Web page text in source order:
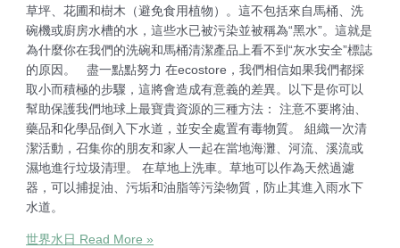
草坪、花圃和樹木（避免食用植物）。這不包括來自馬桶、洗
碗機或廚房水槽的水，這些水已被污染並被稱為“黑水”。這就是
為什麼你在我們的洗碗和馬桶清潔產品上看不到“灰水安全”標誌
的原因。 盡一點點努力 在ecostore，我們相信如果我們都採
取小而積極的步驟，這將會造成有意義的差異。以下是你可以
幫助保護我們地球上最寶貴資源的三種方法： 注意不要將油、
藥品和化學品倒入下水道，並安全處置有毒物質。 組織一次清
潔活動，召集你的朋友和家人一起在當地海灘、河流、溪流或
濕地進行垃圾清理。 在草地上洗車。草地可以作為天然過濾
器，可以捕捉油、污垢和油脂等污染物質，防止其進入雨水下
水道。
世界水日 Read More »